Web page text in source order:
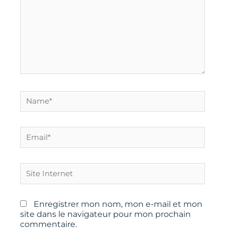
Internet
Enregistrer mon nom, mon e-mail et mon
site dans le navigateur pour mon prochain
commentaire.